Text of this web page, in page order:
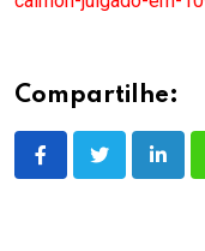
Compartilhe: